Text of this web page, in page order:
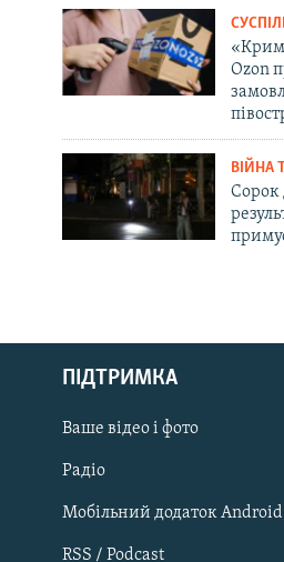
Русский
Qırımtatar
ДОЛУЧАЙСЯ!
«Крим
Ozon
ВІЙНА
Сорок
ПІДТРИМКА
Ваше відео і фото
Радіо
Мобільний додаток Android
RSS / Podcast